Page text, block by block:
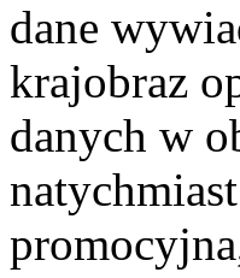
dane
krajobraz
danych w